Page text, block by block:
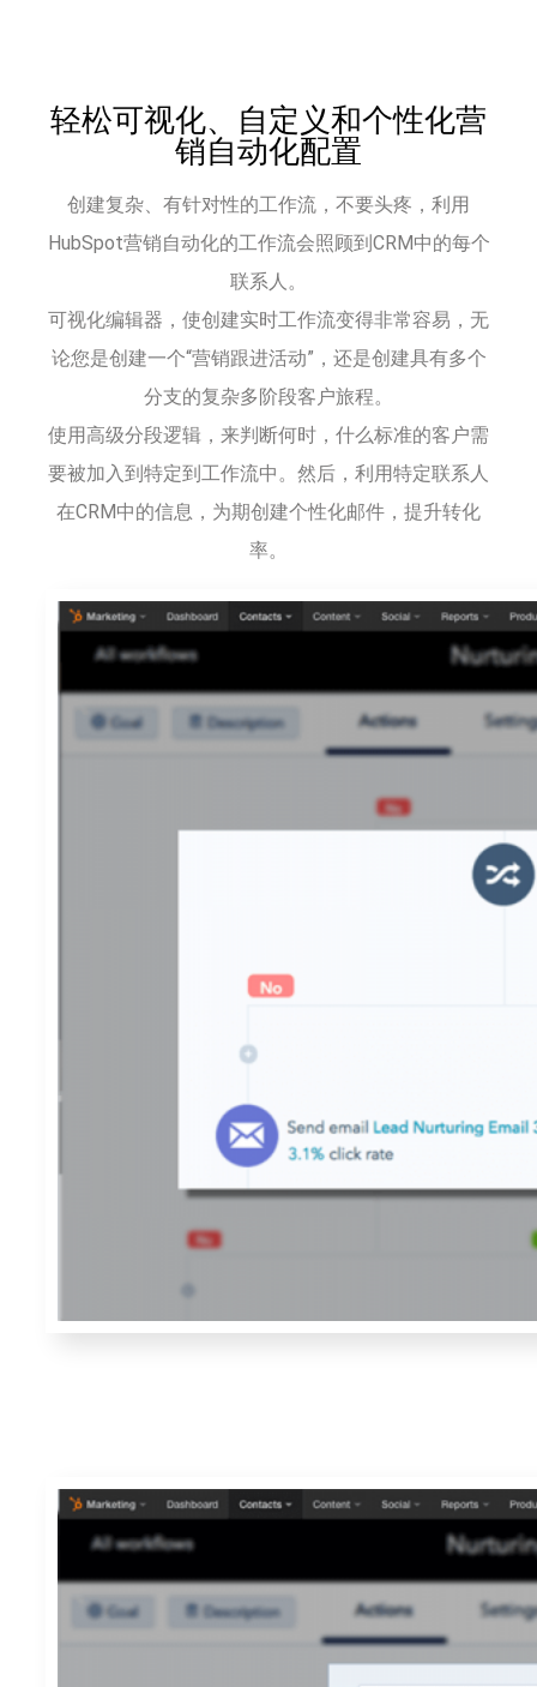
轻松可视化、自定义和个性化营
销自动化配置
创建复杂、有针对性的工作流，不要头疼，利用
HubSpot营销自动化的工作流会照顾到CRM中的每个
联系人。
可视化编辑器，使创建实时工作流变得非常容易，无
论您是创建一个“营销跟进活动”，还是创建具有多个
分支的复杂多阶段客户旅程。
使用高级分段逻辑，来判断何时，什么标准的客户需
要被加入到特定到工作流中。然后，利用特定联系人
在CRM中的信息，为期创建个性化邮件，提升转化
率。